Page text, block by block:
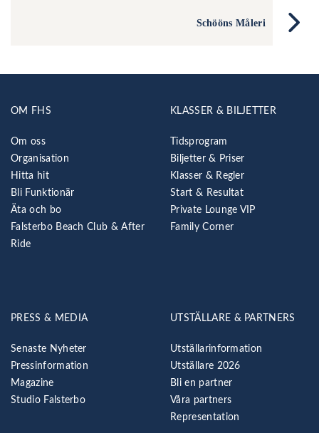
Schööns Måleri
OM FHS
Om oss
Organisation
Hitta hit
Bli Funktionär
Äta och bo
Falsterbo Beach Club & After
Ride
KLASSER & BILJETTER
Tidsprogram
Biljetter & Priser
Klasser & Regler
Start & Resultat
Private Lounge VIP
Family Corner
PRESS & MEDIA
Senaste Nyheter
Pressinformation
Magazine
Studio Falsterbo
UTSTÄLLARE & PARTNERS
Utställarinformation
Utställare 2026
Bli en partner
Våra partners
Representation